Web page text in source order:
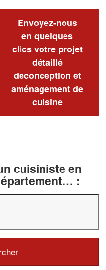
Envoyez-nous
en quelques
clics votre projet
détaillé
deconception et
aménagement de
cuisine
cuisiniste en
: